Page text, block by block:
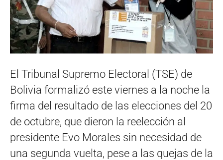
El Tribunal Supremo Electoral (TSE) de
Bolivia formalizó este viernes a la noche la
firma del resultado de las elecciones del 20
de octubre, que dieron la reelección al
presidente Evo Morales sin necesidad de
una segunda vuelta, pese a las quejas de la